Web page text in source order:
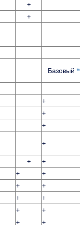
+
+
Базовый
+
+
+
+
+
+
+
+
+
+
+
+
+
+
+
+